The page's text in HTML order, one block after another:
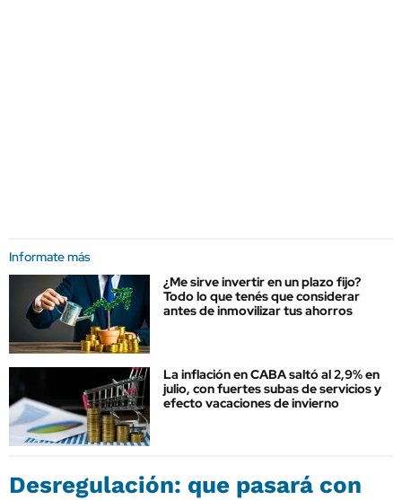
Informate más
¿Me sirve invertir en un plazo fijo?
Todo lo que tenés que considerar
antes de inmovilizar tus ahorros
La inflación en CABA saltó al 2,9% en
julio, con fuertes subas de servicios y
efecto vacaciones de invierno
Desregulación: que pasará con